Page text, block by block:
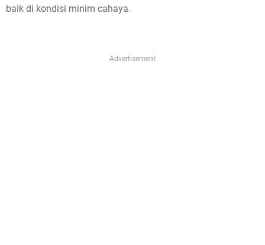
baik di kondisi minim cahaya.
Advertisement